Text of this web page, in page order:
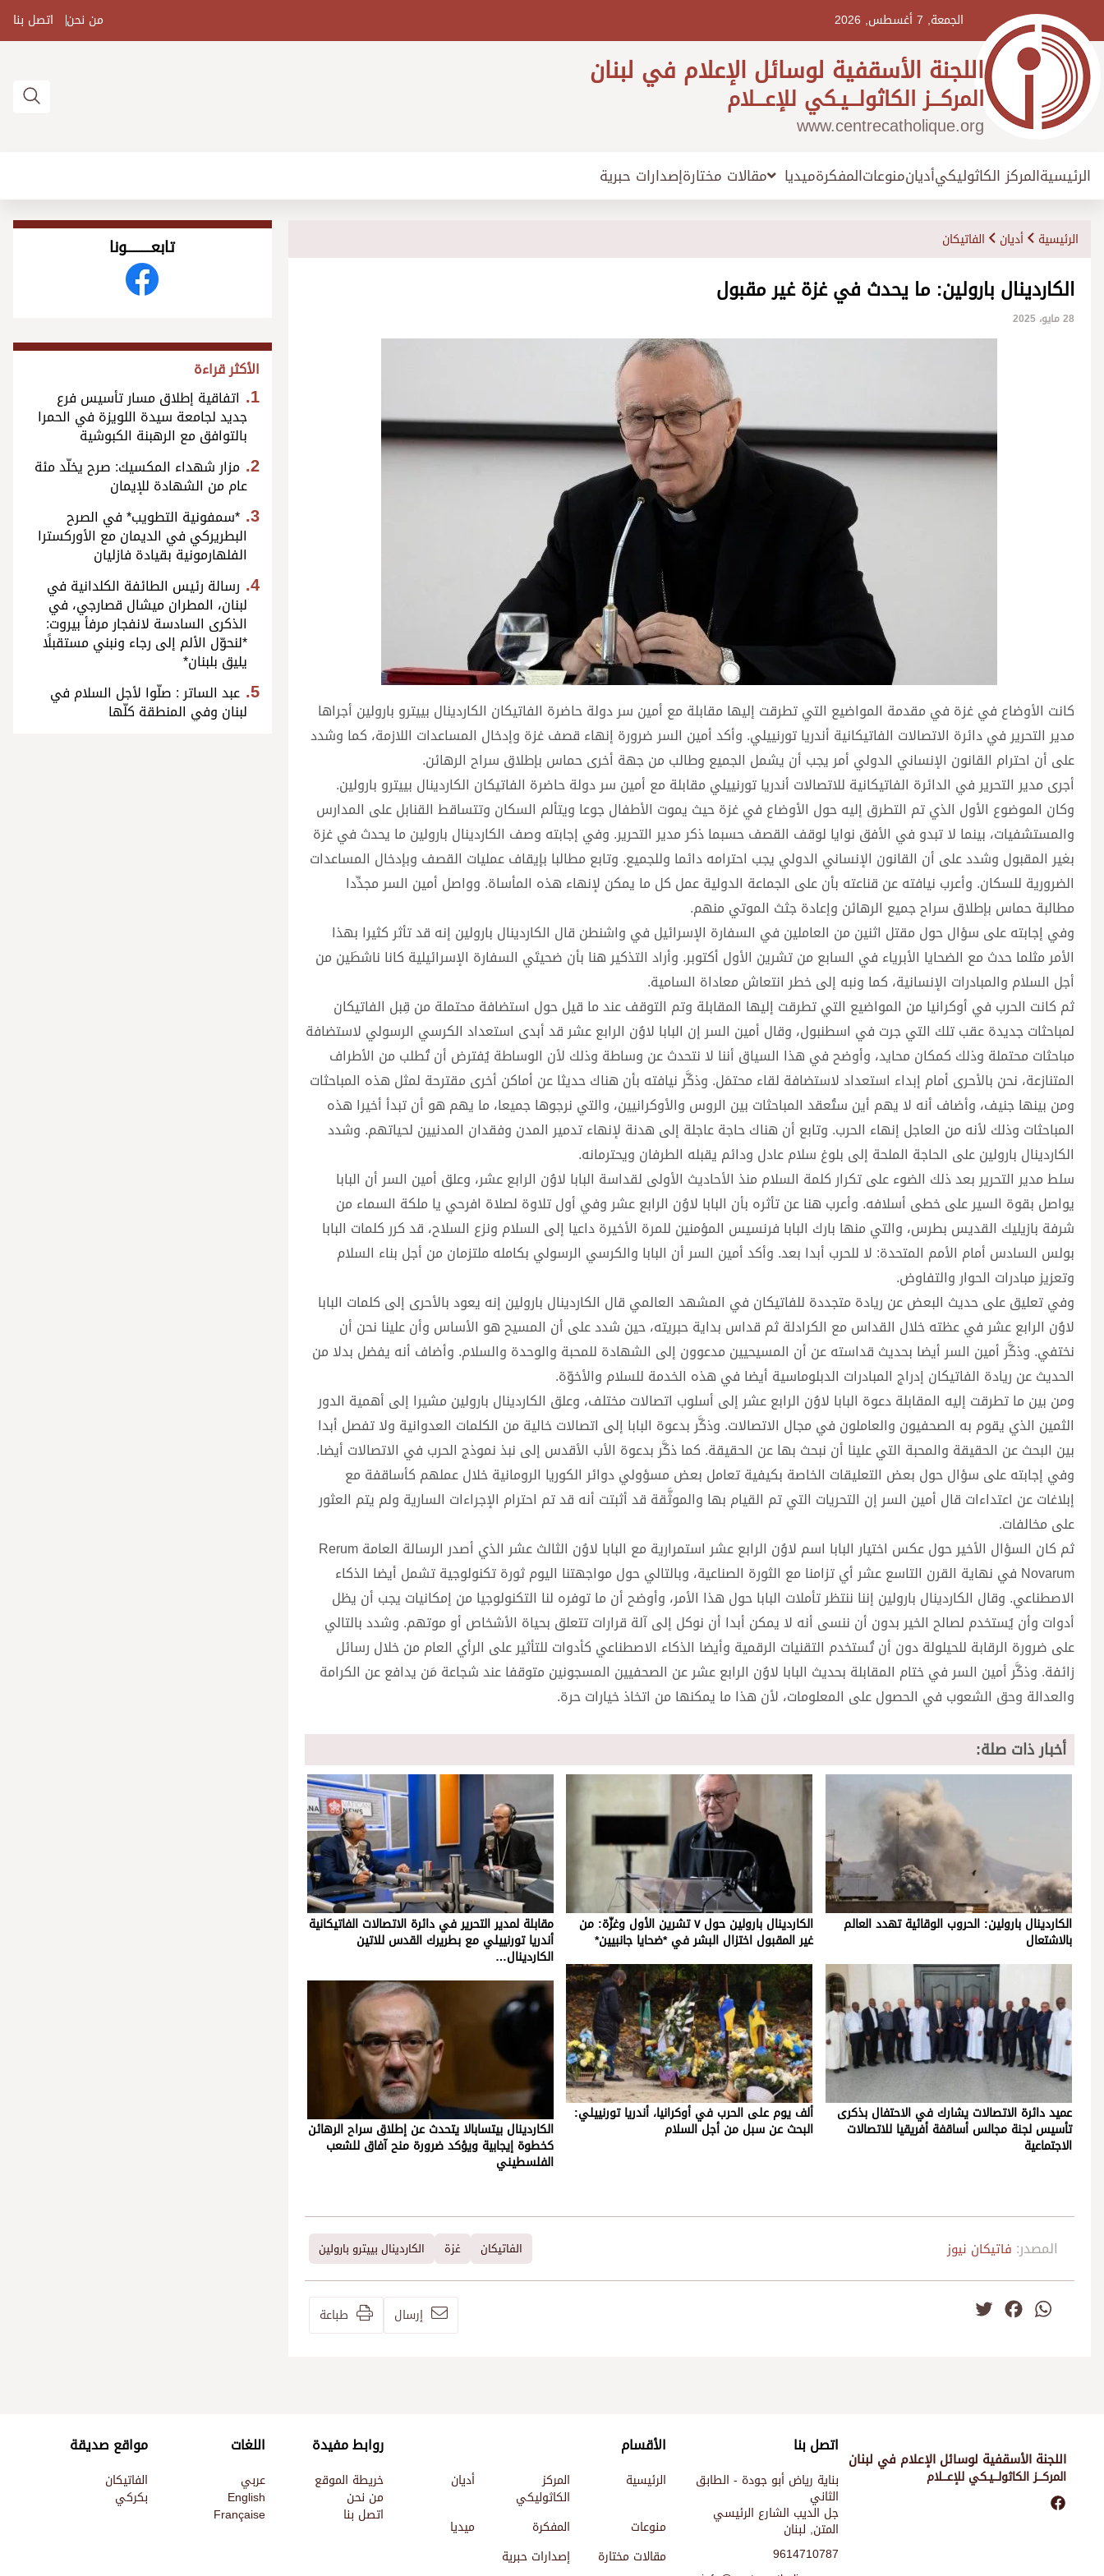
الجمعة, 7 أغسطس, 2026 من نحن اتصل بنا
اللجنة الأسقفية لوسائل الإعلام في لبنان
المركـــز الكاثولـــيـكي للإعـــلام
www.centrecatholique.org
الرئيسيةالمركز الكاثوليكيأديانمنوعاتالمفكرةميديا مقالات مختارةإصدارات حبرية
الرئيسية أديان الفاتيكان
الكاردينال بارولين: ما يحدث في غزة غير مقبول
28 مايو، 2025
كانت الأوضاع في غزة في مقدمة المواضيع التي تطرقت إليها مقابلة مع أمين سر دولة حاضرة الفاتيكان الكاردينال بييترو بارولين أجراها
مدير التحرير في دائرة الاتصالات الفاتيكانية أندريا تورنييلي. وأكد أمين السر ضرورة إنهاء قصف غزة وإدخال المساعدات اللازمة، كما وشدد
على أن احترام القانون الإنساني الدولي أمر يجب أن يشمل الجميع وطالب من جهة أخرى حماس بإطلاق سراح الرهائن.
أجرى مدير التحرير في الدائرة الفاتيكانية للاتصالات أندريا تورنييلي مقابلة مع أمين سر دولة حاضرة الفاتيكان الكاردينال بييترو بارولين.
وكان الموضوع الأول الذي تم التطرق إليه حول الأوضاع في غزة حيث يموت الأطفال جوعا ويتألم السكان وتتساقط القنابل على المدارس
والمستشفيات، بينما لا تبدو في الأفق نوايا لوقف القصف حسبما ذكر مدير التحرير. وفي إجابته وصف الكاردينال بارولين ما يحدث في غزة
بغير المقبول وشدد على أن القانون الإنساني الدولي يجب احترامه دائما وللجميع. وتابع مطالبا بإيقاف عمليات القصف وبإدخال المساعدات
الضرورية للسكان. وأعرب نيافته عن قناعته بأن على الجماعة الدولية عمل كل ما يمكن لإنهاء هذه المأساة. وواصل أمين السر مجدِّدا
مطالبة حماس بإطلاق سراح جميع الرهائن وإعادة جثث الموتي منهم.
وفي إجابته على سؤال حول مقتل اثنين من العاملين في السفارة الإسرائيل في واشنطن قال الكاردينال بارولين إنه قد تأثر كثيرا بهذا
الأمر مثلما حدث مع الضحايا الأبرياء في السابع من تشرين الأول أكتوبر. وأراد التذكير هنا بأن ضحيتَي السفارة الإسرائيلية كانا ناشطَين من
أجل السلام والمبادرات الإنسانية، كما ونبه إلى خطر انتعاش معاداة السامية.
ثم كانت الحرب في أوكرانيا من المواضيع التي تطرقت إليها المقابلة وتم التوقف عند ما قيل حول استضافة محتملة من قِبل الفاتيكان
لمباحثات جديدة عقب تلك التي جرت في اسطنبول، وقال أمين السر إن البابا لاوُن الرابع عشر قد أبدى استعداد الكرسي الرسولي لاستضافة
مباحثات محتملة وذلك كمكان محايد، وأوضح في هذا السياق أننا لا نتحدث عن وساطة وذلك لأن الوساطة يُفترض أن تُطلب من الأطراف
المتنازعة، نحن بالأحرى أمام إبداء استعداد لاستضافة لقاء محتمَل. وذكَّر نيافته بأن هناك حديثا عن أماكن أخرى مقترحة لمثل هذه المباحثات
ومن بينها جنيف، وأضاف أنه لا يهم أين ستُعقد المباحثات بين الروس والأوكرانيين، والتي نرجوها جميعا، ما يهم هو أن تبدأ أخيرا هذه
المباحثات وذلك لأنه من العاجل إنهاء الحرب. وتابع أن هناك حاجة عاجلة إلى هدنة لإنهاء تدمير المدن وفقدان المدنيين لحياتهم. وشدد
الكاردينال بارولين على الحاجة الملحة إلى بلوغ سلام عادل ودائم يقبله الطرفان ويحترمانه.
سلط مدير التحرير بعد ذلك الضوء على تكرار كلمة السلام منذ الأحاديث الأولى لقداسة البابا لاوُن الرابع عشر، وعلق أمين السر أن البابا
يواصل بقوة السير على خطى أسلافه. وأعرب هنا عن تأثره بأن البابا لاوُن الرابع عشر وفي أول تلاوة لصلاة افرحي يا ملكة السماء من
شرفة بازيليك القديس بطرس، والتي منها بارك البابا فرنسيس المؤمنين للمرة الأخيرة داعيا إلى السلام ونزع السلاح، قد كرر كلمات البابا
بولس السادس أمام الأمم المتحدة: لا للحرب أبدا بعد. وأكد أمين السر أن البابا والكرسي الرسولي بكامله ملتزمان من أجل بناء السلام
وتعزيز مبادرات الحوار والتفاوض.
وفي تعليق على حديث البعض عن ريادة متجددة للفاتيكان في المشهد العالمي قال الكاردينال بارولين إنه يعود بالأحرى إلى كلمات البابا
لاوُن الرابع عشر في عظته خلال القداس مع الكرادلة ثم قداس بداية حبريته، حين شدد على أن المسيح هو الأساس وأن علينا نحن أن
نختفي. وذكَّر أمين السر أيضا بحديث قداسته عن أن المسيحيين مدعوون إلى الشهادة للمحبة والوحدة والسلام. وأضاف أنه يفضل بدلا من
الحديث عن ريادة الفاتيكان إدراج المبادرات الدبلوماسية أيضا في هذه الخدمة للسلام والأخوّة.
ومن بين ما تطرقت إليه المقابلة دعوة البابا لاوُن الرابع عشر إلى أسلوب اتصالات مختلف، وعلق الكاردينال بارولين مشيرا إلى أهمية الدور
الثمين الذي يقوم به الصحفيون والعاملون في مجال الاتصالات. وذكَّر بدعوة البابا إلى اتصالات خالية من الكلمات العدوانية ولا تفصل أبدا
بين البحث عن الحقيقة والمحبة التي علينا أن نبحث بها عن الحقيقة. كما ذكَّر بدعوة الأب الأقدس إلى نبذ نموذج الحرب في الاتصالات أيضا.
وفي إجابته على سؤال حول بعض التعليقات الخاصة بكيفية تعامل بعض مسؤولي دوائر الكوريا الرومانية خلال عملهم كأساقفة مع
إبلاغات عن اعتداءات قال أمين السر إن التحريات التي تم القيام بها والموثَّقة قد أثبتت أنه قد تم احترام الإجراءات السارية ولم يتم العثور
على مخالفات.
ثم كان السؤال الأخير حول عكس اختيار البابا اسم لاوُن الرابع عشر استمرارية مع البابا لاوُن الثالث عشر الذي أصدر الرسالة العامة Rerum
Novarum في نهاية القرن التاسع عشر أي تزامنا مع الثورة الصناعية، وبالتالي حول مواجهتنا اليوم ثورة تكنولوجية تشمل أيضا الذكاء
الاصطناعي. وقال الكاردينال بارولين إننا ننتظر تأملات البابا حول هذا الأمر، وأوضح أن ما توفره لنا التكنولوجيا من إمكانيات يجب أن يظل
أدوات وأن يُستخدم لصالح الخير بدون أن ننسى أنه لا يمكن أبدا أن نوكل إلى آلة قرارات تتعلق بحياة الأشخاص أو موتهم. وشدد بالتالي
على ضرورة الرقابة للحيلولة دون أن تُستخدم التقنيات الرقمية وأيضا الذكاء الاصطناعي كأدوات للتأثير على الرأي العام من خلال رسائل
زائفة. وذكَّر أمين السر في ختام المقابلة بحديث البابا لاوُن الرابع عشر عن الصحفيين المسجونين متوقفا عند شجاعة مَن يدافع عن الكرامة
والعدالة وحق الشعوب في الحصول على المعلومات، لأن هذا ما يمكنها من اتخاذ خيارات حرة.
أخبار ذات صلة:
الكاردينال بارولين: الحروب الوقائية تهدد العالم
بالاشتعال
عميد دائرة الاتصالات يشارك في الاحتفال بذكرى
تأسيس لجنة مجالس أساقفة أفريقيا للاتصالات
الاجتماعية
الكاردينال بارولين حول ٧ تشرين الأول وغزّة: من
غير المقبول اختزال البشر في *ضحايا جانبيين*
ألف يوم على الحرب في أوكرانيا، أندريا تورنييلي:
البحث عن سبل من أجل السلام
مقابلة لمدير التحرير في دائرة الاتصالات الفاتيكانية
أندريا تورنييلي مع بطريرك القدس للاتين
الكاردينال…
الكاردينال بيتسابالا يتحدث عن إطلاق سراح الرهائن
كخطوة إيجابية ويؤكد ضرورة منح آفاق للشعب
الفلسطيني
المصدر: فاتيكان نيوز الفاتيكان غزة الكاردينال بييترو بارولين
WhatsApp
Facebook إرسال طباعة
تابعــــــــــونا
الأكثر قراءة
اتفاقية إطلاق مسار تأسيس فرع
جديد لجامعة سيدة اللويزة في الحمرا
بالتوافق مع الرهبنة الكبوشية
مزار شهداء المكسيك: صرح يخلّد مئة
عام من الشهادة للإيمان
*سمفونية التطويب* في الصرح
البطريركي في الديمان مع الأوركسترا
الفلهارمونية بقيادة فازليان
رسالة رئيس الطائفة الكلدانية في
لبنان، المطران ميشال قصارجي، في
الذكرى السادسة لانفجار مرفأ بيروت:
*لنحوّل الألم إلى رجاء ونبني مستقبلًا
يليق بلبنان*
عبد الساتر : صلّوا لأجل السلام في
لبنان وفي المنطقة كلّها
اللجنة الأسقفية لوسائل الإعلام في لبنان
المركـــز الكاثولـــيـكي للإعـــلام
اتصل بنا
بناية رياض أبو جودة - الطابق
الثاني
جل الديب الشارع الرئيسي
المتن, لبنان
9614710787
الأقسام
الرئيسية المركز
الكاثوليكي
أديان
منوعات المفكرة
ميديا
مقالات مختارة
إصدارات حبرية
روابط مفيدة
خريطة الموقع
من نحن
اتصل بنا
اللغات
عربي
English
Française
مواقع صديقة
الفاتيكان
بكركي